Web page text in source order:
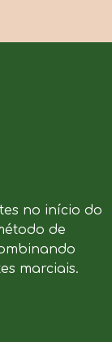
no início do
de
marciais.